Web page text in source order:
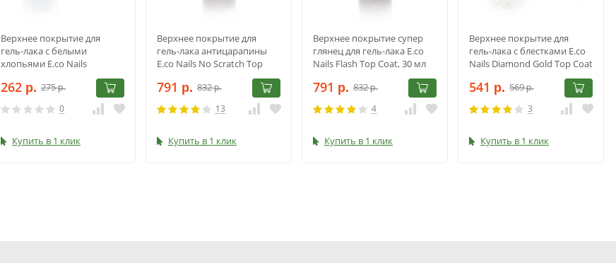
Верхнее покрытие для
гель-лака с белыми
хлопьями E.co Nails
Dalmatian Top Coat White
Flakes, 10 мл
262 р. 275р.
0
Купить в 1 клик
Верхнее покрытие для
гель-лака антицарапины
E.co Nails No Scratch Top
791 р. 832р.
13
Купить в 1 клик
Верхнее покрытие супер
глянец для гель-лака E.co
Nails Flash Top Coat, 30 мл
791 р. 832р.
4
Купить в 1 клик
Верхнее покрытие для
гель-лака с блестками E.co
Nails Diamond Gold Top Coat
541 р. 569р.
3
Купить в 1 клик